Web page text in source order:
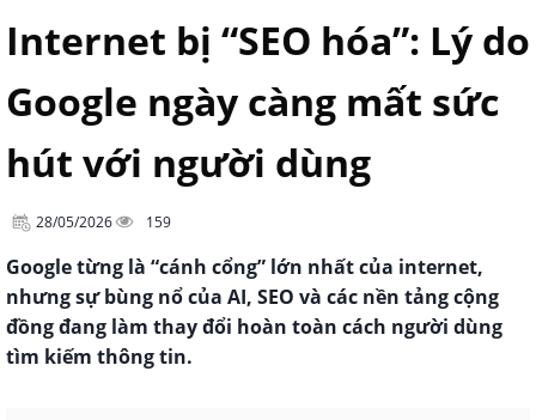
Internet bị “SEO hóa”: Lý do
Google ngày càng mất sức
hút với người dùng
28/05/2026 159
Google từng là “cánh cổng” lớn nhất của internet,
nhưng sự bùng nổ của AI, SEO và các nền tảng cộng
đồng đang làm thay đổi hoàn toàn cách người dùng
tìm kiếm thông tin.